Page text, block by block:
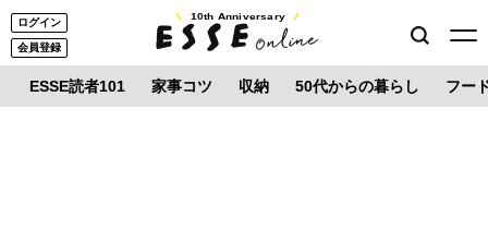
ログイン
会員登録
10th Anniversary
ESSE読者101 家事コツ 収納 50代からの暮らし フー